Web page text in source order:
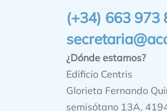
(+34) 663 973
¿Dónde estamos?
Edificio Centris
Glorieta Fernando
semisótano 13A,